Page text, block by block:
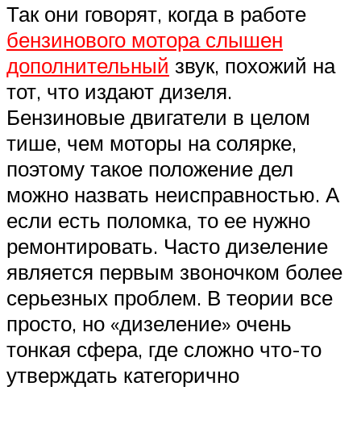
Так они говорят, когда в работе
бензинового мотора слышен
дополнительный звук, похожий на
тот, что издают дизеля.
Бензиновые двигатели в целом
тише, чем моторы на солярке,
поэтому такое положение дел
можно назвать неисправностью. А
если есть поломка, то ее нужно
ремонтировать. Часто дизеление
является первым звоночком более
серьезных проблем. В теории все
просто, но «дизеление» очень
тонкая сфера, где сложно что-то
утверждать категорично